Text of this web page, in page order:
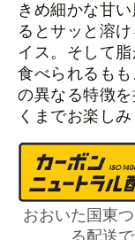
きめ細かな甘
るとサッと溶
イス。そして
食べられるも
の異なる特徴
くまでお楽しみ
おおいた国東
る配送